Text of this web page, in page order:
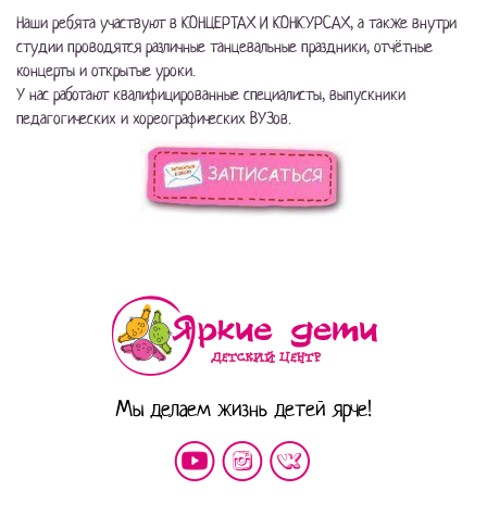
Наши ребята участвуют в КОНЦЕРТАХ И КОНКУРСАХ, а также внутри
студии проводятся различные танцевальные праздники, отчётные
концерты и открытые уроки.
У нас работают квалифицированные специалисты, выпускники
педагогических и хореографических ВУЗов.
Мы делаем жизнь детей ярче!